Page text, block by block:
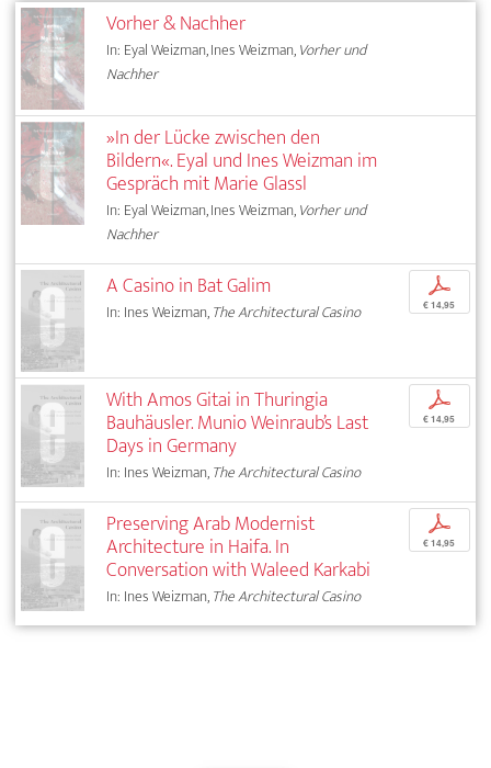
Vorher & Nachher
In: Eyal Weizman, Ines Weizman,Vorher und
Nachher
»In der Lücke zwischen den
Bildern«. Eyal und Ines Weizman im
Gespräch mit Marie Glassl
In: Eyal Weizman, Ines Weizman,Vorher und
Nachher
A Casino in Bat Galim
In: Ines Weizman,The Architectural Casino
p
€ 14,95
With Amos Gitai in Thuringia
Bauhäusler. Munio Weinraub’s Last
Days in Germany
In: Ines Weizman,The Architectural Casino
p
€ 14,95
Preserving Arab Modernist
Architecture in Haifa. In
Conversation with Waleed Karkabi
In: Ines Weizman,The Architectural Casino
p
€ 14,95